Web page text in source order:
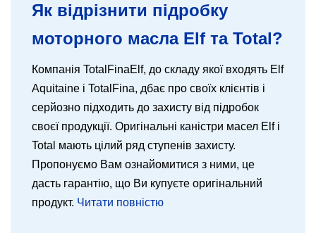
Як відрізнити підробку
моторного масла Elf та Total?
Компанія TotalFinaElf, до складу якої входять Elf
Aquitaine і TotalFina, дбає про своїх клієнтів і
серйозно підходить до захисту від підробок
своєї продукції. Оригінальні каністри масел Elf і
Total мають цілий ряд ступенів захисту.
Пропонуємо Вам ознайомитися з ними, це
дасть гарантію, що Ви купуєте оригінальний
продукт. Читати повністю